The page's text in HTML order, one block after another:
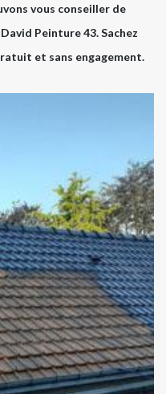
vous conseiller de
Peinture 43. Sachez
et sans engagement.